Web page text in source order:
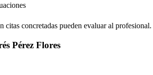
citas concretadas pueden evaluar al profesional.
Pérez Flores